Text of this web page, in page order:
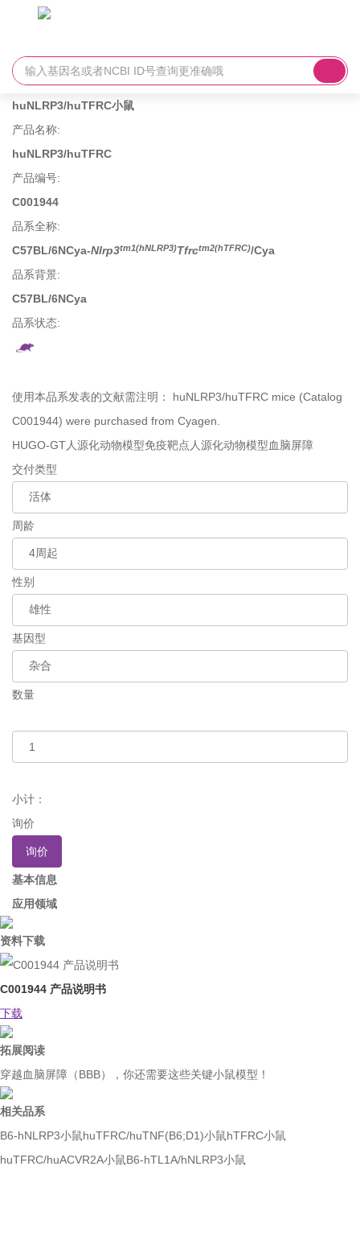
huNLRP3/huTFRC小鼠
产品名称:
huNLRP3/huTFRC
产品编号:
C001944
品系全称:
C57BL/6NCya-Nlrp3tm1(hNLRP3)Tfrctm2(hTFRC)/Cya
品系背景:
C57BL/6NCya
品系状态:
使用本品系发表的文献需注明： huNLRP3/huTFRC mice (Catalog
C001944) were purchased from Cyagen.
HUGO-GT人源化动物模型免疫靶点人源化动物模型血脑屏障
交付类型
周龄
性别
基因型
数量
小计：
询价
询价
基本信息
应用领域
资料下载
C001944 产品说明书
下载
拓展阅读
穿越血脑屏障（BBB），你还需要这些关键小鼠模型！
相关品系
B6-hNLRP3小鼠huTFRC/huTNF(B6;D1)小鼠hTFRC小鼠
huTFRC/huACVR2A小鼠B6-hTL1A/hNLRP3小鼠